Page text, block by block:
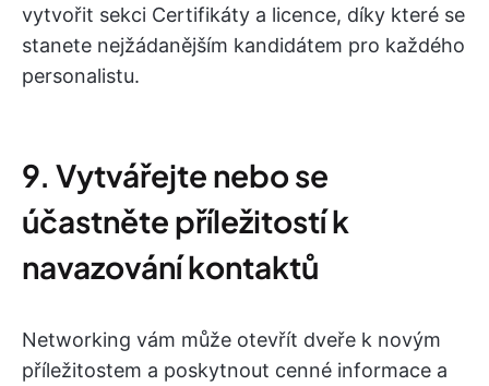
vytvořit sekci Certifikáty a licence, díky které se
stanete nejžádanějším kandidátem pro každého
personalistu.
9. Vytvářejte nebo se
účastněte příležitostí k
navazování kontaktů
Networking vám může otevřít dveře k novým
příležitostem a poskytnout cenné informace a